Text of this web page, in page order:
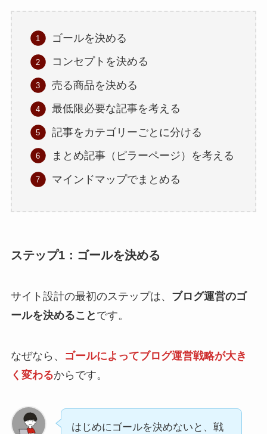
ゴールを決める
コンセプトを決める
売る商品を決める
最低限必要な記事を考える
記事をカテゴリーごとに分ける
まとめ記事（ピラーページ）を考える
マインドマップでまとめる
ステップ1：ゴールを決める
サイト設計の最初のステップは、 ブログ運営のゴ
ールを決めること です。
なぜなら、
ゴールによってブログ運営戦略が大き
く変わるからです。
はじめにゴールを決めないと、戦